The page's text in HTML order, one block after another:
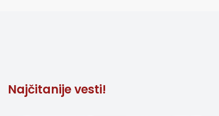
Najčitanije vesti!